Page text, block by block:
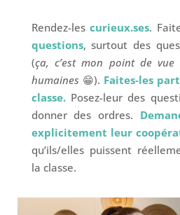
Rendez-lescurieux.ses.
questions, surtout des
(ça, c’est mon point de vue
humaines 😁). Faites-les
classe.Posez-leur des
donner des ordres.
explicitement leur
qu’ils/elles puissent
la classe.